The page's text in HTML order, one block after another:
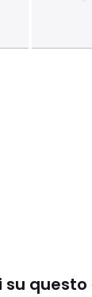
su